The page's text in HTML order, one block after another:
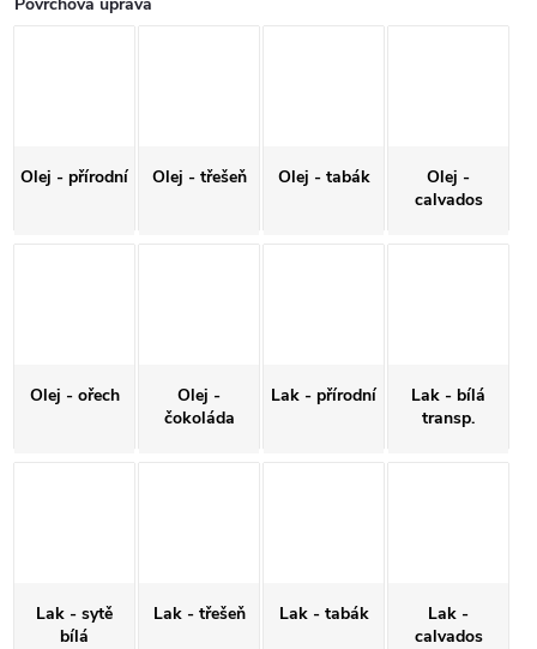
Olej - přírodní Olej - třešeň Olej - tabák
Olej -
calvados
Olej - ořech
Olej -
čokoláda
Lak - přírodní
Lak - bílá
transp.
Lak - sytě
bílá
Lak - třešeň Lak - tabák
Lak -
calvados